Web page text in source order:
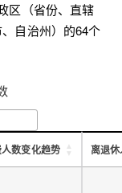
区（省份、直辖
自治州）的64个
数变化趋势 离退